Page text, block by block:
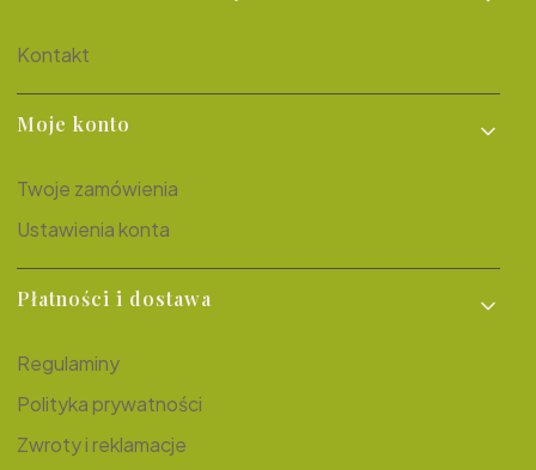
Kontakt
Moje konto
Twoje zamówienia
Ustawienia konta
Płatności i dostawa
Regulaminy
Polityka prywatności
Zwroty i reklamacje